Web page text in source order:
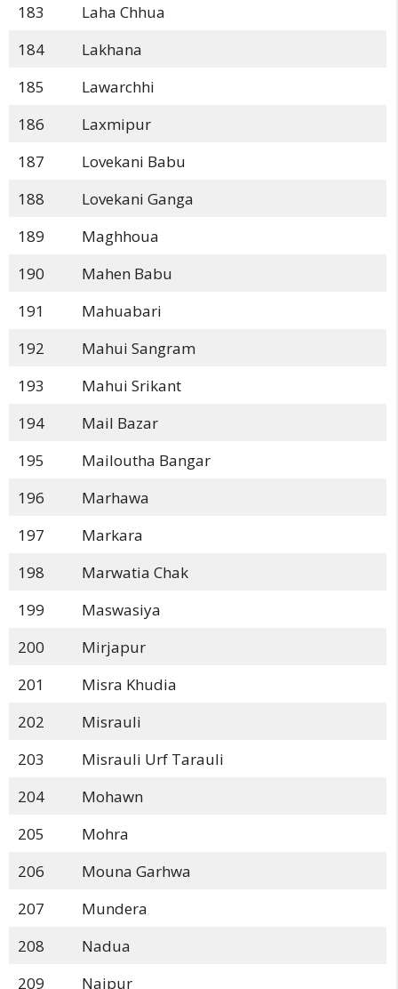
183
Laha Chhua
184
Lakhana
185
Lawarchhi
186
Laxmipur
187
Lovekani Babu
188
Lovekani Ganga
189
Maghhoua
190
Mahen Babu
191
Mahuabari
192
Mahui Sangram
193
Mahui Srikant
194
Mail Bazar
195
Mailoutha Bangar
196
Marhawa
197
Markara
198
Marwatia Chak
199
Maswasiya
200
Mirjapur
201
Misra Khudia
202
Misrauli
203
Misrauli Urf Tarauli
204
Mohawn
205
Mohra
206
Mouna Garhwa
207
Mundera
208
Nadua
209
Naipur